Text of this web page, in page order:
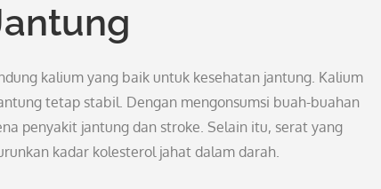
kalium yang baik untuk kesehatan jantung. Kalium
tetap stabil. Dengan mengonsumsi buah-buahan
penyakit jantung dan stroke. Selain itu, serat yang
kadar kolesterol jahat dalam darah.